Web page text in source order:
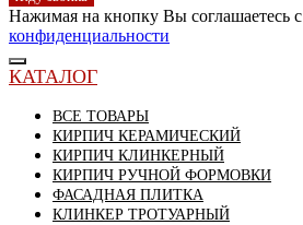
Нажимая на кнопку Вы соглашаетесь с
конфиденциальности
КАТАЛОГ
ВСЕ ТОВАРЫ
КИРПИЧ КЕРАМИЧЕСКИЙ
КИРПИЧ КЛИНКЕРНЫЙ
КИРПИЧ РУЧНОЙ ФОРМОВКИ
ФАСАДНАЯ ПЛИТКА
КЛИНКЕР ТРОТУАРНЫЙ